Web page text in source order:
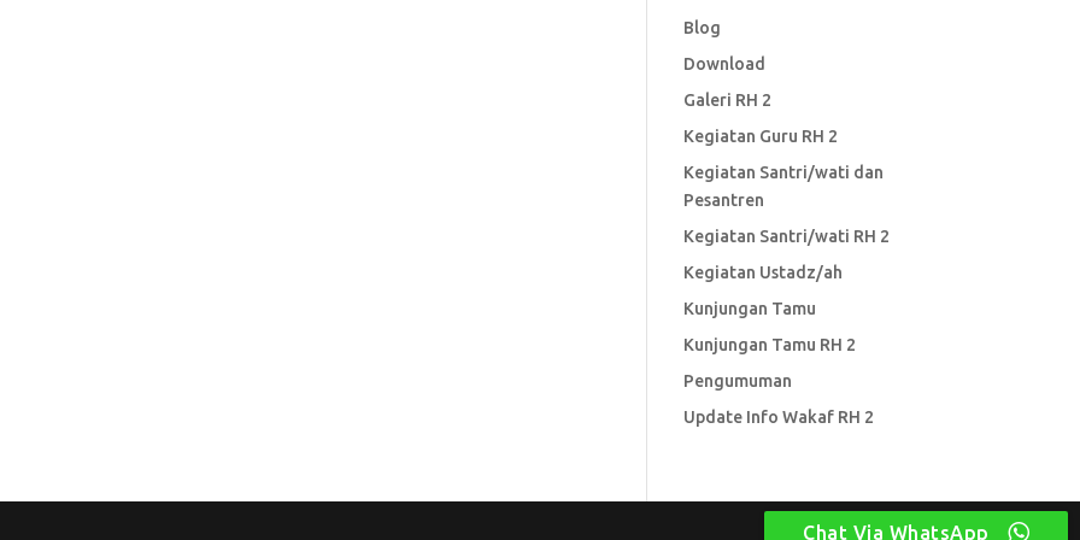
Blog
Download
Galeri RH 2
Kegiatan Guru RH 2
Kegiatan Santri/wati dan
Pesantren
Kegiatan Santri/wati RH 2
Kegiatan Ustadz/ah
Kunjungan Tamu
Kunjungan Tamu RH 2
Pengumuman
Update Info Wakaf RH 2
Chat Via WhatsApp